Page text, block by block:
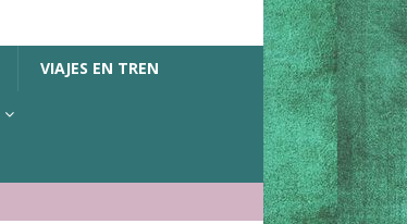
VIAJES EN TREN